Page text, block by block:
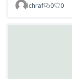
Ichraf 0 0